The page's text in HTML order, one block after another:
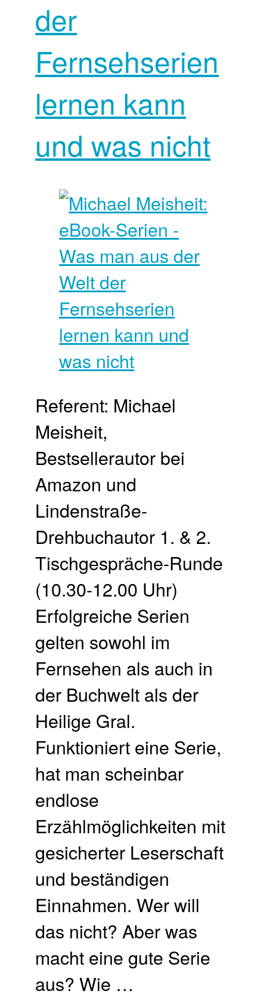
der
Fernsehserien
lernen kann
und was nicht
Referent: Michael
Meisheit,
Bestsellerautor bei
Amazon und
Lindenstraße-
Drehbuchautor 1. & 2.
Tischgespräche-Runde
(10.30-12.00 Uhr)
Erfolgreiche Serien
gelten sowohl im
Fernsehen als auch in
der Buchwelt als der
Heilige Gral.
Funktioniert eine Serie,
hat man scheinbar
endlose
Erzählmöglichkeiten mit
gesicherter Leserschaft
und beständigen
Einnahmen. Wer will
das nicht? Aber was
macht eine gute Serie
aus? Wie …